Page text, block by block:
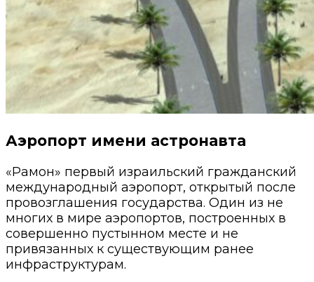
Аэропорт имени астронавта
«Рамон» первый израильский гражданский
международный аэропорт, открытый после
провозглашения государства. Один из не
многих в мире аэропортов, построенных в
совершенно пустынном месте и не
привязанных к существующим ранее
инфраструктурам.